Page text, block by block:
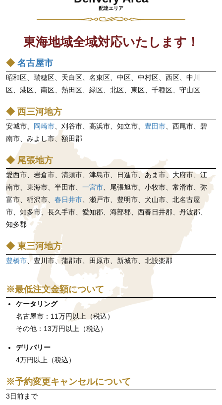
配達エリア
東海地域全域対応いたします！
◆ 名古屋市
昭和区、瑞穂区、天白区、名東区、中区、中村区、西区、中川
区、港区、南区、熱田区、緑区、北区、東区、千種区、守山区
◆ 西三河地方
安城市、 岡崎市、刈谷市、高浜市、知立市、 豊田市、西尾市、碧
南市、みよし市、額田郡
◆ 尾張地方
愛西市、岩倉市、清須市、津島市、日進市、あま市、大府市、江
南市、東海市、半田市、 一宮市、尾張旭市、小牧市、常滑市、弥
富市、稲沢市、 春日井市、瀬戸市、豊明市、犬山市、北名古屋
市、知多市、長久手市、愛知郡、海部郡、西春日井郡、丹波郡、
知多郡
◆ 東三河地方
豊橋市、豊川市、蒲郡市、田原市、新城市、北設楽郡
※最低注文金額について
ケータリング
名古屋市：11万円以上（税込）
その他：13万円以上（税込）
デリバリー
4万円以上（税込）
※予約変更キャンセルについて
3日前まで